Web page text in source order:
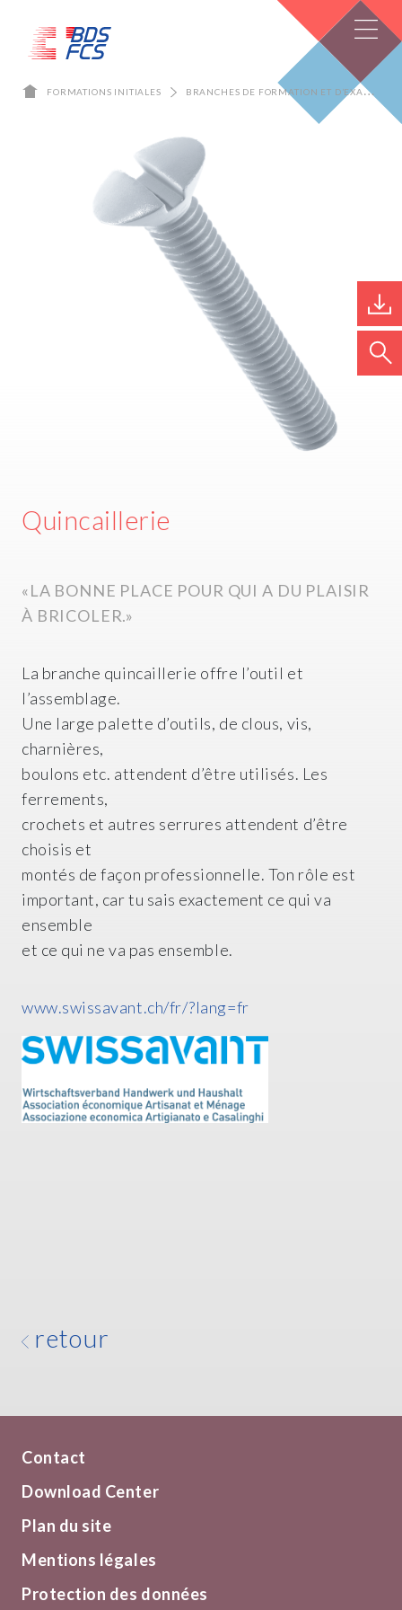
FORMATIONS INITIALES BRANCHES DE FORMATION ET D’EXAMEN
Quincaillerie
«LA BONNE PLACE POUR QUI A DU PLAISIR
À BRICOLER.»
La branche quincaillerie offre l’outil et
l’assemblage.
Une large palette d’outils, de clous, vis,
charnières,
boulons etc. attendent d’être utilisés. Les
ferrements,
crochets et autres serrures attendent d’être
choisis et
montés de façon professionnelle. Ton rôle est
important, car tu sais exactement ce qui va
ensemble
et ce qui ne va pas ensemble.
www.swissavant.ch/fr/?lang=fr
retour
Protection des données
Mentions légales
Plan du site
Download Center
Contact